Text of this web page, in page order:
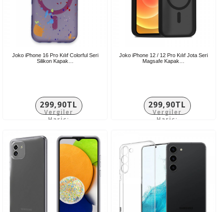
Joko iPhone 16 Pro Kılıf Colorful Seri
Silikon Kapak…
299,90TL
Vergiler
Hariç:
Joko iPhone 12 / 12 Pro Kılıf Jota Seri
Magsafe Kapak…
299,90TL
Vergiler
Hariç: